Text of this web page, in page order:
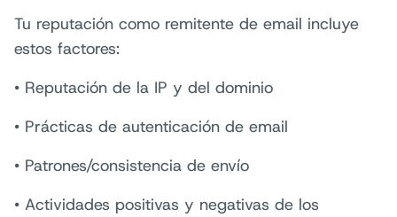
Tu reputación como remitente de email incluye
estos factores:
• Reputación de la IP y del dominio
• Prácticas de autenticación de email
• Patrones/consistencia de envío
• Actividades positivas y negativas de los